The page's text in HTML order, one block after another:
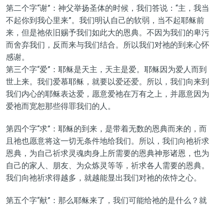
第二个字“谢”：神父举扬圣体的时候，我们答说：“主，我当
不起你到我心里来”。我们明认自己的软弱，当不起耶稣前
来，但是祂依旧赐予我们如此大的恩典。不因为我们的卑污
而舍弃我们，反而来与我们结合。所以我们对祂的到来心怀
感谢。
第三个字“爱”：耶稣是天主，天主是爱。耶稣因为爱人而到
世上来。我们爱慕耶稣，就要以爱还爱。所以，我们向来到
我们内心的耶稣表达爱，愿意爱祂在万有之上，并愿意因为
爱祂而宽恕那些得罪我们的人。
第四个字“求”：耶稣的到来，是带着无数的恩典而来的，而
且祂也愿意将这一切无条件地给我们。所以，我们向祂祈求
恩典，为自己祈求灵魂肉身上所需要的恩典神形诸恩，也为
自己的家人、朋友、为众炼灵等等，祈求各人需要的恩典。
我们向祂祈求得越多，就越能显出我们对祂的依恃之心。
第五个字“献”：那么耶稣来了，我们可能给祂的是什么？就